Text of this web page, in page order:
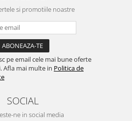
si promotiile noastre
pe email cele mai bune oferte
Afla mai multe in Politica de
SOCIAL
ne in social media